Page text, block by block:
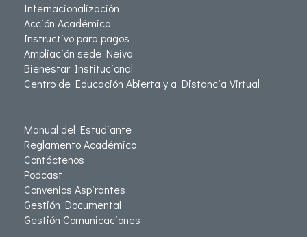
Internacionalización
Acción Académica
Instructivo para pagos
Ampliación sede Neiva
Bienestar Institucional
Centro de Educación Abierta y a Distancia Virtual
Manual del Estudiante
Reglamento Académico
Contáctenos
Podcast
Convenios Aspirantes
Gestión Documental
Gestión Comunicaciones